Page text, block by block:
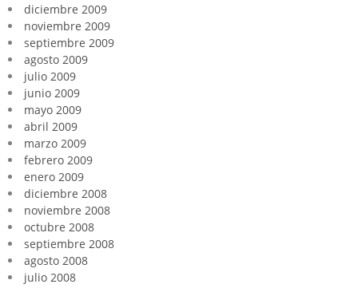
diciembre 2009
noviembre 2009
septiembre 2009
agosto 2009
julio 2009
junio 2009
mayo 2009
abril 2009
marzo 2009
febrero 2009
enero 2009
diciembre 2008
noviembre 2008
octubre 2008
septiembre 2008
agosto 2008
julio 2008